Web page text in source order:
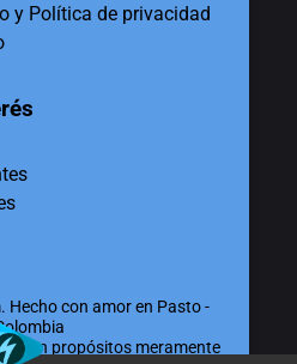
y Política de privacidad
Hecho con amor en Pasto -
propósitos meramente